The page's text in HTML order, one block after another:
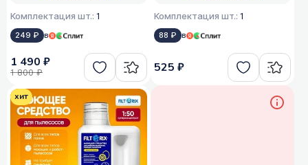
Комплектация шт.: 1
249 ₽ в
1 490 ₽
1 800 ₽
Комплектация шт.: 1
88 ₽ в
525 ₽
хит